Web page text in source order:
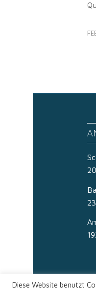
Diese Website benutzt